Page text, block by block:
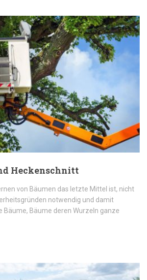
Heckenschnitt
von Bäumen das letzte Mittel ist, nicht
notwendig und damit
Bäume, Bäume deren Wurzeln ganze